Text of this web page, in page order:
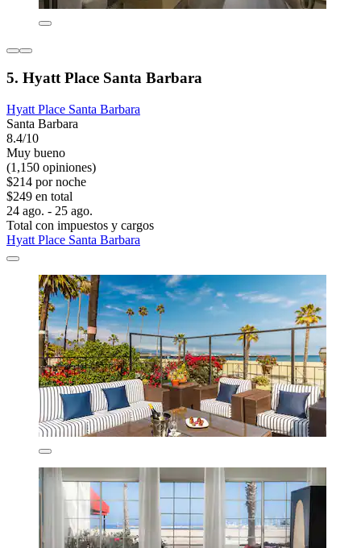
5. Hyatt Place Santa Barbara
Hyatt Place Santa Barbara
Santa Barbara
8.4/10
Muy bueno
(1,150 opiniones)
$214 por noche
$249 en total
24 ago. - 25 ago.
Total con impuestos y cargos
Hyatt Place Santa Barbara